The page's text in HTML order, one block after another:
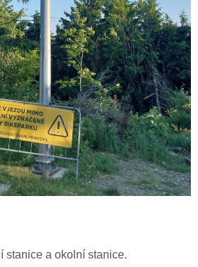
stanice a okolní stanice.